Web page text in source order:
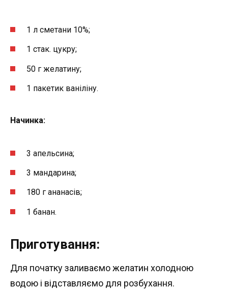
1 л сметани 10%;
1 стак. цукру;
50 г желатину;
1 пакетик ваніліну.
Начинка:
3 апельсина;
3 мандарина;
180 г ананасів;
1 банан.
Приготування:
Для початку заливаємо желатин холодною
водою і відставляємо для розбухання.